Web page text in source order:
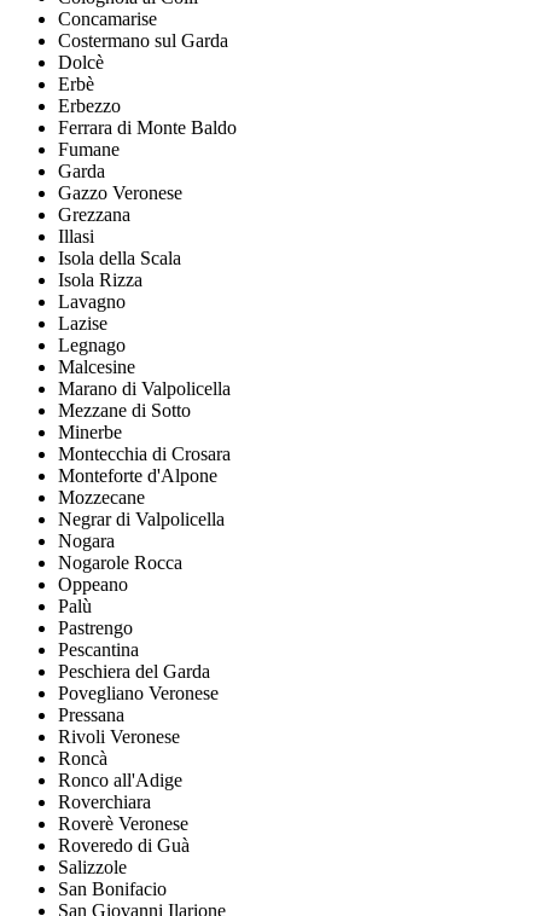
Concamarise
Costermano sul Garda
Dolcè
Erbè
Erbezzo
Ferrara di Monte Baldo
Fumane
Garda
Gazzo Veronese
Grezzana
Illasi
Isola della Scala
Isola Rizza
Lavagno
Lazise
Legnago
Malcesine
Marano di Valpolicella
Mezzane di Sotto
Minerbe
Montecchia di Crosara
Monteforte d'Alpone
Mozzecane
Negrar di Valpolicella
Nogara
Nogarole Rocca
Oppeano
Palù
Pastrengo
Pescantina
Peschiera del Garda
Povegliano Veronese
Pressana
Rivoli Veronese
Roncà
Ronco all'Adige
Roverchiara
Roverè Veronese
Roveredo di Guà
Salizzole
San Bonifacio
San Giovanni Ilarione